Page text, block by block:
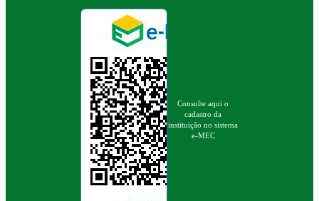
Consulte aqui o
cadastro da
instituição no sistema
e-MEC